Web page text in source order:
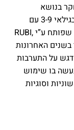
בנושא
התערבות מונחית הורים לילדים עם אוטיזם בגילאי 3-9 עם
התנהגויות מאתגרות, המתבסס על פרוטוקול שפותח ע”י RUBI,
בשנים האחרונות
על התערבות
בו שימוש
וסוגיות